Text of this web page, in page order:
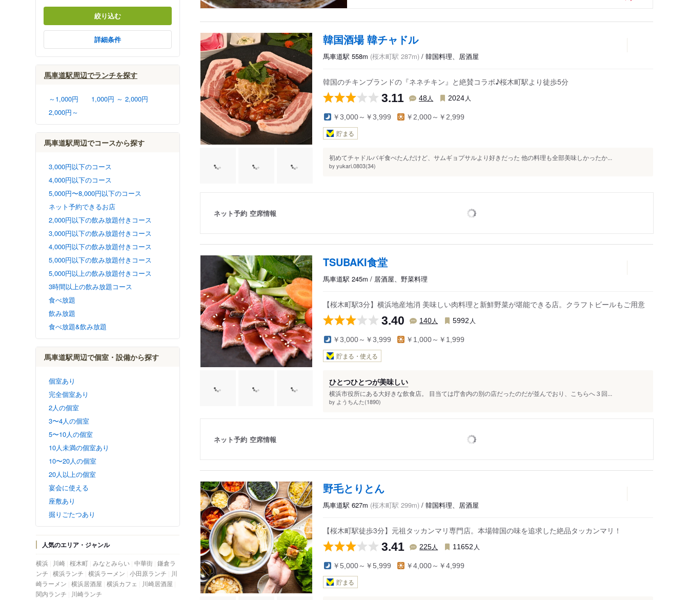
絞り込む
詳細条件
馬車道駅周辺でランチを探す
～1,000円
1,000円 ～ 2,000円
2,000円～
馬車道駅周辺でコースから探す
3,000円以下のコース
4,000円以下のコース
5,000円〜8,000円以下のコース
ネット予約できるお店
2,000円以下の飲み放題付きコース
3,000円以下の飲み放題付きコース
4,000円以下の飲み放題付きコース
5,000円以下の飲み放題付きコース
5,000円以上の飲み放題付きコース
3時間以上の飲み放題コース
食べ放題
飲み放題
食べ放題&飲み放題
馬車道駅周辺で個室・設備から探す
個室あり
完全個室あり
2人の個室
3〜4人の個室
5〜10人の個室
10人未満の個室あり
10〜20人の個室
20人以上の個室
宴会に使える
座敷あり
掘りごたつあり
人気のエリア・ジャンル
横浜 川崎 桜木町 みなとみらい 中華街 鎌倉ラ
ンチ 横浜ランチ 横浜ラーメン 小田原ランチ
川
崎ラーメン 横浜居酒屋 横浜カフェ
川崎居酒屋
関内ランチ
川崎ランチ
韓国酒場 韓チャドル
馬車道駅 558m (桜木町駅 287m) / 韓国料理、居酒屋
韓国のチキンブランドの『ネネチキン』と絶賛コラボ♪桜木町駅より徒歩5分
3.11 48人 2024 人
￥3,000～￥3,999 ￥2,000～￥2,999
貯まる
初めてチャドルバギ食べたんだけど、サムギョプサルより好きだった 他の料理も全部美味しかったか...
by yukari.0803(34)
ネット予約 空席情報
TSUBAKI食堂
馬車道駅 245m / 居酒屋、野菜料理
【桜木町駅3分】横浜地産地消 美味しい肉料理と新鮮野菜が堪能できる店。クラフトビールもご用意
3.40 140人 5992 人
￥3,000～￥3,999 ￥1,000～￥1,999
貯まる・使える
ひとつひとつが美味しい
横浜市役所にある大好きな飲食店。 目当ては庁舎内の別の店だったのだが並んでおり、こちらへ３回...
by ようちんた(1890)
ネット予約 空席情報
野毛とりとん
馬車道駅 627m (桜木町駅 299m) / 韓国料理、居酒屋
【桜木町駅徒歩3分】元祖タッカンマリ専門店。本場韓国の味を追求した絶品タッカンマリ！
3.41 225人 11652 人
￥5,000～￥5,999 ￥4,000～￥4,999
貯まる